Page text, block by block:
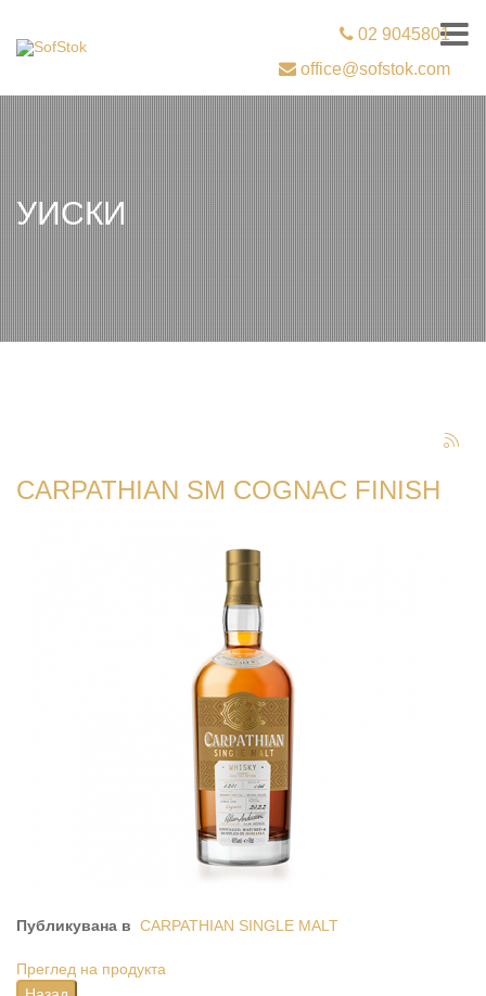
02 9045801
office@sofstok.com
УИСКИ
CARPATHIAN SM COGNAC FINISH
Публикувана в CARPATHIAN SINGLE MALT
Преглед на продукта